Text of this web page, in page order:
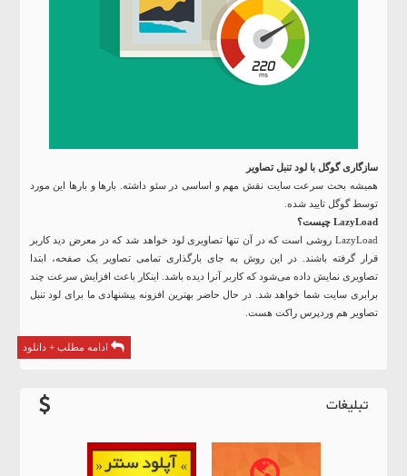
سازگاری گوگل با لود تنبل تصاویر
همیشه بحث سرعت سایت نقش مهم و اساسی در سئو داشته. بارها و بارها این مورد
توسط گوگل تایید شده.
LazyLoad چیست؟
LazyLoad روشی است که در آن تنها تصاویری لود خواهد شد که در معرض دید کاربر
قرار گرفته باشند. در این روش به جای بارگذاری تمامی تصاویر یک صفحه، ابتدا
تصاویری نمایش داده می‌شود که کاربر آنرا دیده باشد. اینکار باعث افزایش سرعت چند
برابری سایت شما خواهد شد. در حال حاضر بهترین افزونه پیشنهادی ما برای لود تنبل
تصاویر هم وردپرس راکت هست.
ادامه مطلب + دانلود
تبلیغات